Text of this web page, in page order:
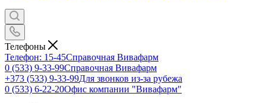
Телефоны
Телефон: 15-45Справочная Вивафарм
0 (533) 9-33-99Справочная Вивафарм
+373 (533) 9-33-99Для звонков из-за рубежа
0 (533) 6-22-20Офис компании "Вивафарм"